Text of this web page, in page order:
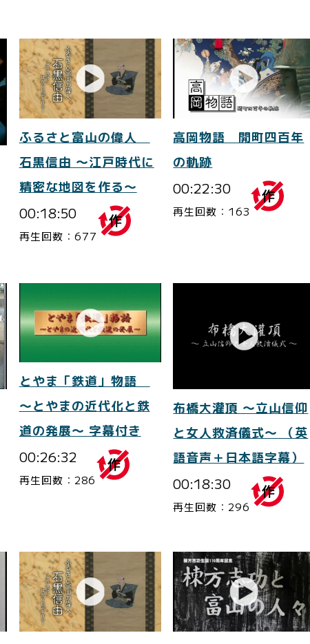
ふるさと富山の偉人
石黒信由 ～江戸時代に
精密な地図を作る～
00:18:50
再生回数：677
高岡物語 開町四百年
の軌跡
00:22:30
再生回数：163
とやま「鉄道」物語
～とやまの近代化と鉄
道の発展～ 字幕付き
00:26:32
再生回数：286
布橋大灌頂 ～立山信仰
と女人救済儀式～ （英
語音声＋日本語字幕）
00:18:30
再生回数：296